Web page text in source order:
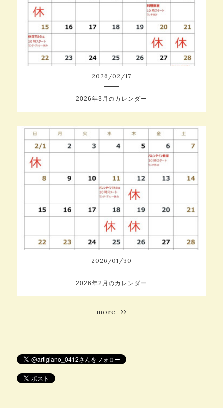
2026 /02 /17
2026年3月のカレンダー
2026 /01 /30
2026年2月のカレンダー
more